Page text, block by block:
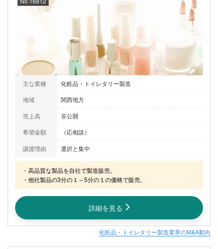
主な業種
化粧品・トイレタリー製造
地域
関西地方
売上高
非公開
希望金額
（応相談）
譲渡理由
選択と集中
・高品質な製品を自社で製造販売。
・他社製品の3分の１～5分の１の価格で販売。
詳細を見る
化粧品・トイレタリー製造業界のM&A動向